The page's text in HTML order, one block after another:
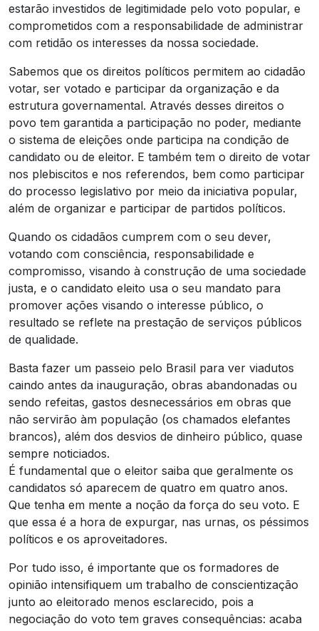
estarão investidos de legitimidade pelo voto popular, e
comprometidos com a responsabilidade de administrar
com retidão os interesses da nossa sociedade.
Sabemos que os direitos políticos permitem ao cidadão
votar, ser votado e participar da organização e da
estrutura governamental. Através desses direitos o
povo tem garantida a participação no poder, mediante
o sistema de eleições onde participa na condição de
candidato ou de eleitor. E também tem o direito de votar
nos plebiscitos e nos referendos, bem como participar
do processo legislativo por meio da iniciativa popular,
além de organizar e participar de partidos políticos.
Quando os cidadãos cumprem com o seu dever,
votando com consciência, responsabilidade e
compromisso, visando à construção de uma sociedade
justa, e o candidato eleito usa o seu mandato para
promover ações visando o interesse público, o
resultado se reflete na prestação de serviços públicos
de qualidade.
Basta fazer um passeio pelo Brasil para ver viadutos
caindo antes da inauguração, obras abandonadas ou
sendo refeitas, gastos desnecessários em obras que
não servirão àm população (os chamados elefantes
brancos), além dos desvios de dinheiro público, quase
sempre noticiados.
É fundamental que o eleitor saiba que geralmente os
candidatos só aparecem de quatro em quatro anos.
Que tenha em mente a noção da força do seu voto. E
que essa é a hora de expurgar, nas urnas, os péssimos
políticos e os aproveitadores.
Por tudo isso, é importante que os formadores de
opinião intensifiquem um trabalho de conscientização
junto ao eleitorado menos esclarecido, pois a
negociação do voto tem graves consequências: acaba